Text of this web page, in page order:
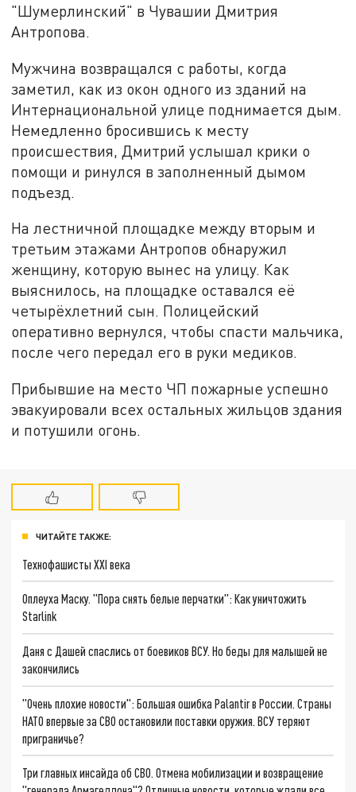
"Шумерлинский" в Чувашии Дмитрия
Антропова.
Мужчина возвращался с работы, когда
заметил, как из окон одного из зданий на
Интернациональной улице поднимается дым.
Немедленно бросившись к месту
происшествия, Дмитрий услышал крики о
помощи и ринулся в заполненный дымом
подъезд.
На лестничной площадке между вторым и
третьим этажами Антропов обнаружил
женщину, которую вынес на улицу. Как
выяснилось, на площадке оставался её
четырёхлетний сын. Полицейский
оперативно вернулся, чтобы спасти мальчика,
после чего передал его в руки медиков.
Прибывшие на место ЧП пожарные успешно
эвакуировали всех остальных жильцов здания
и потушили огонь.
ЧИТАЙТЕ ТАКЖЕ:
Технофашисты XXI века
Оплеуха Маску. "Пора снять белые перчатки": Как уничтожить
Starlink
Даня с Дашей спаслись от боевиков ВСУ. Но беды для малышей не
закончились
"Очень плохие новости": Большая ошибка Palantir в России. Страны
НАТО впервые за СВО остановили поставки оружия. ВСУ теряют
приграничье?
Три главных инсайда об СВО. Отмена мобилизации и возвращение